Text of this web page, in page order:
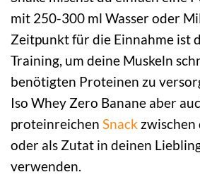
mit 250-300 ml Wasser oder
Zeitpunkt für die Einnahme ist
Training, um deine Muskeln
benötigten Proteinen zu
Iso Whey Zero Banane aber
proteinreichen Snack
oder als Zutat in deinen
verwenden.